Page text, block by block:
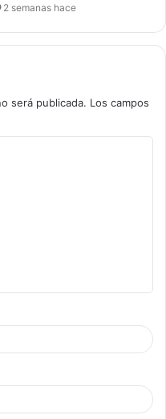
2 semanas hace
será publicada. Los campos